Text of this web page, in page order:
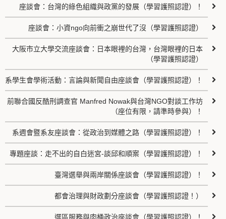
座談會：台灣的綠色組織與政黨的發展（學習護照認證）！
座談會：小資ngo向前衝之崩世代了沒（學習護照認證）
大阪市立大學交流座談會：日本眼裡的台灣，台灣眼裡的日本
（學習護照認證）
系學生會學術活動：言論與新聞自由座談會（學習護照認證）！
前聯合國反酷刑調查官 Manfred Nowak與台灣NGO對談工作坊
（座位有限，請準時參與）！
系週會暨系友座談會：從政治到媒體之路（學習護照認證）！
專題座談：走不出的自白迷宮-談邱和順案（學習護照認證）！
臺灣選舉與兩岸關係座談會（學習護照認證）！
都會治理與財政劃分座談會（學習護照認證！）
選區服務與肉桶政治座談會（學習護照認證）！